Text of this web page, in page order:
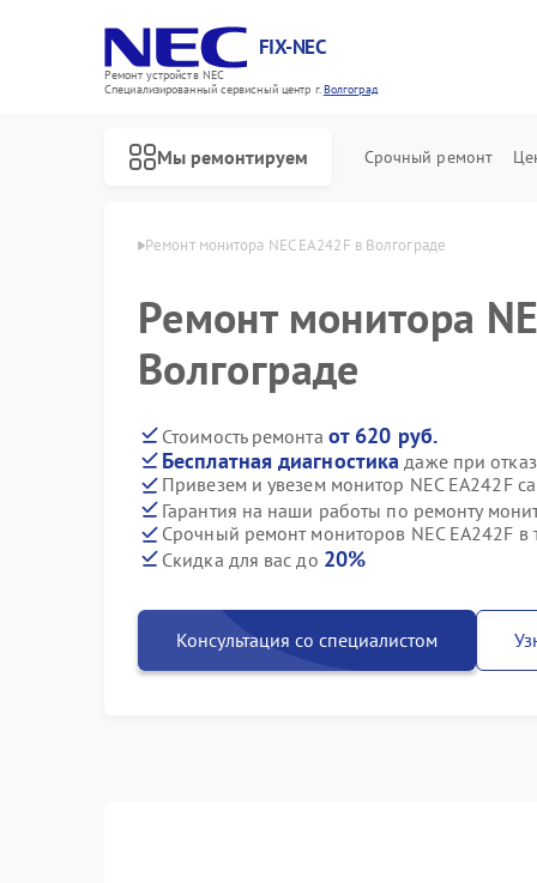
FIX-NEC
Ремонт устройств NEC
Специализированный cервисный центр г.Волгоград
Мы ремонтируем Срочный ремонт
NEC в Волгограде Ремонт монитора NEC EA242F в Волгограде
Ремонт монитора
Волгограде
Стоимость ремонта от 620 руб.
Бесплатная диагностика даже при
Привезем и увезем монитор NEC EA242F
Гарантия на наши работы по ремонту
Срочный ремонт мониторов NEC EA242F в
Скидка для вас до 20%
Консультация со специалистом